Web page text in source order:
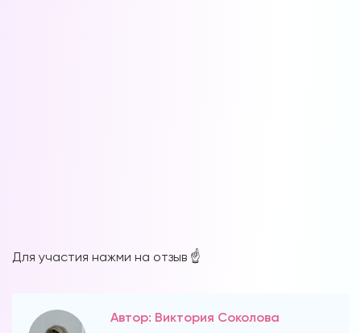
Для участия нажми на отзыв ☝️
Автор: Виктория Соколова